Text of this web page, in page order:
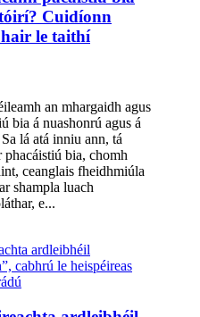
Cuidíonn
le taithí
an mhargaidh agus
bia á nuashonrú agus á
lá atá inniu ann, tá
phacáistiú bia, chomh
ceanglais fheidhmiúla
shampla luach
e...